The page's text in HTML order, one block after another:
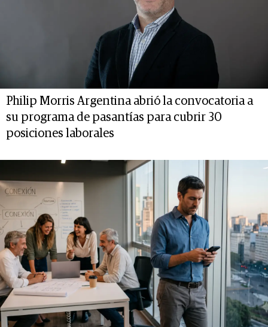
Philip Morris Argentina abrió la convocatoria a
su programa de pasantías para cubrir 30
posiciones laborales